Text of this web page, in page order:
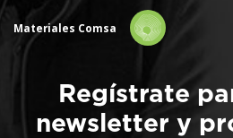
Materiales Comsa
Regístrate
newsletter y